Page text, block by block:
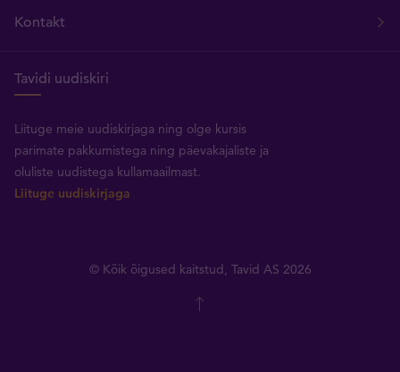
Kontakt
Tavidi uudiskiri
Liituge meie uudiskirjaga ning olge kursis
parimate pakkumistega ning päevakajaliste ja
oluliste uudistega kullamaailmast.
Liituge uudiskirjaga
© Kõik õigused kaitstud, Tavid AS 2026